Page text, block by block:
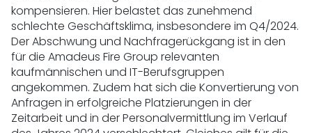
kompensieren. Hier belastet das zunehmend
schlechte Geschäftsklima, insbesondere im Q4/2024.
Der Abschwung und Nachfragerückgang ist in den
für die Amadeus Fire Group relevanten
kaufmännischen und IT-Berufsgruppen
angekommen. Zudem hat sich die Konvertierung von
Anfragen in erfolgreiche Platzierungen in der
Zeitarbeit und in der Personalvermittlung im Verlauf